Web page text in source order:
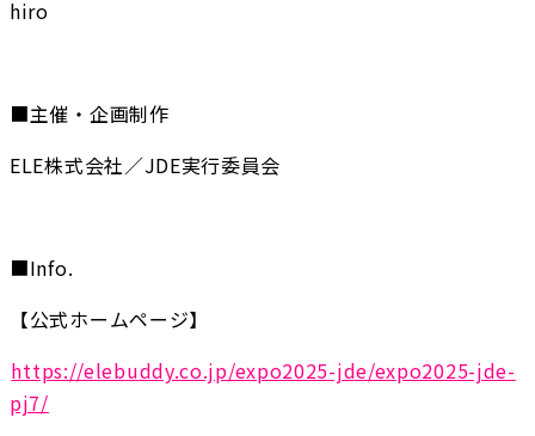
hiro
■主催・企画制作
ELE株式会社／JDE実行委員会
■Info.
【公式ホームページ】
https://elebuddy.co.jp/expo2025-jde/expo2025-jde-
pj7/